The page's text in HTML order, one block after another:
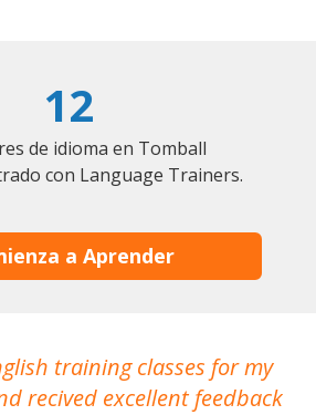
12
de idioma en Tomball
con Language Trainers.
a Aprender
training classes for my
recived excellent feedback